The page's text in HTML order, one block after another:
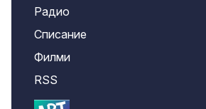
Радио
Списание
Филми
RSS